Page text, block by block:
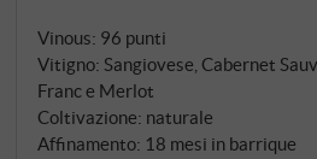
casa e vide i pendii sovrastanti.
questa esposizione, questo
galestro, permeabile e calcareo
grandi vini. Cinquant'anni dopo,
Vinous: 96 punti
Vitigno: Sangiovese, Cabernet
Franc e Merlot
Coltivazione: naturale
Affinamento: 18 mesi in barrique